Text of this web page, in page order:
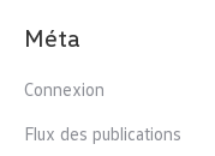
Méta
Connexion
Flux des publications